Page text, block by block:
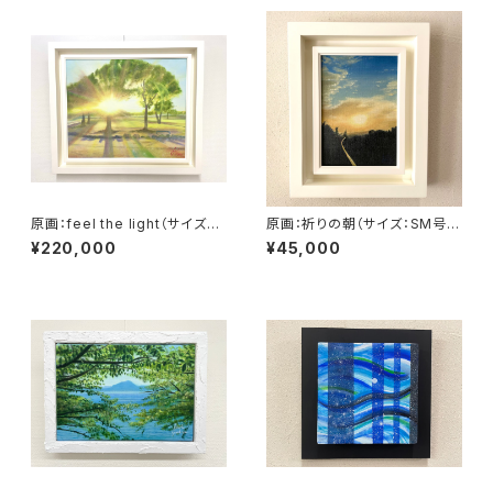
原画：feel the light（サイズ：F
8号（額縁含む縦450mm×横5
60mm×奥行45mm））
¥220,000
原画：祈りの朝（サイズ：SM号・
額縁外寸：よこ25.8cm×たて3
2.7㎝×奥行4.5㎝）
¥45,000